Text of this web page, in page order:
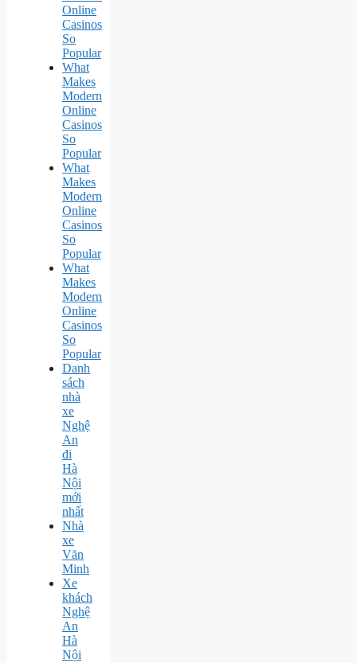
Online
Casinos
So
Popular
What
Makes
Modern
Online
Casinos
So
Popular
What
Makes
Modern
Online
Casinos
So
Popular
What
Makes
Modern
Online
Casinos
So
Popular
Danh
sách
nhà
xe
Nghệ
An
đi
Hà
Nội
mới
nhất
Nhà
xe
Văn
Minh
Xe
khách
Nghệ
An
Hà
Nội